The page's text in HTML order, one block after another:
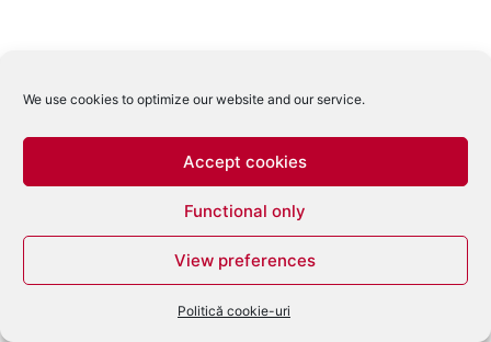
We use cookies to optimize our website and our service.
Accept cookies
Functional only
View preferences
Politică cookie-uri